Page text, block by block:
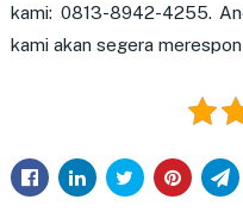
kami: 0813-8942-4255.
kami akan segera